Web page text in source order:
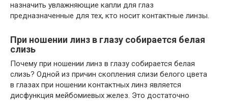
назначить увлажняющие капли для глаз
предназначенные для тех, кто носит контактные линзы.
При ношении линз в глазу собирается белая
слизь
Почему при ношении линз в глазу собирается белая
слизь? Одной из причин скопления слизи белого цвета
в глазах при ношении контактных линз является
дисфункция мейбомиевых желез. Это достаточно